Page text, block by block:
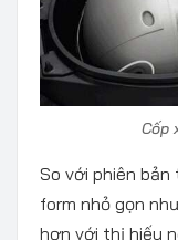
Cốp
So với phiên bản
form nhỏ gọn
hơn với thị hiếu